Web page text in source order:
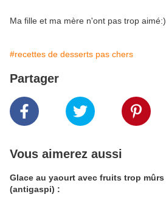
Ma fille et ma mère n'ont pas trop aimé:)
#recettes de desserts pas chers
Partager
Vous aimerez aussi
Glace au yaourt avec fruits trop mûrs
(antigaspi) :